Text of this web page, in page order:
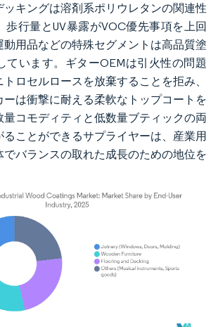
ッキングは溶剤系ポリウレタンの関連性
歩行量とUV暴露がVOC優先事項を上回
動用品などの特殊セグメントは高品質塗
ています。ギターOEMは引火性の問題
ロセルロースを放棄することを拒み、
は衝撃に耐える柔軟なトップコートを
コモディティと低数量ブティックの両
ことができるサプライヤーは、産業用
バランスの取れた成長のための地位を